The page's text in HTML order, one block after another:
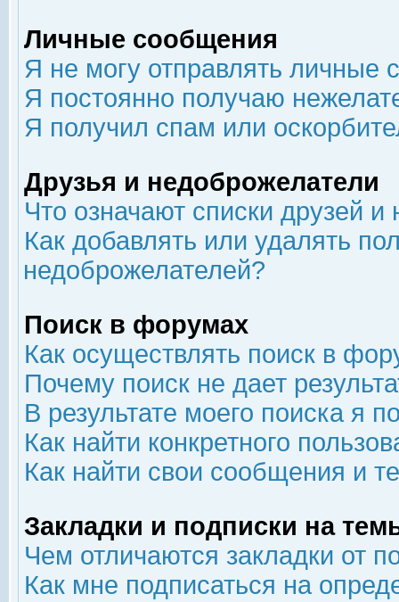
Личные сообщения
Я не могу отправлять личные
Я постоянно получаю
Я получил спам или
Друзья и недоброжелатели
Что означают списки друзей
Как добавлять или удалять
недоброжелателей?
Поиск в форумах
Как осуществлять поиск в
Почему поиск не дает
В результате моего поиска я
Как найти конкретного
Как найти свои сообщения и
Закладки и подписки на
Чем отличаются закладки от
Как мне подписаться на